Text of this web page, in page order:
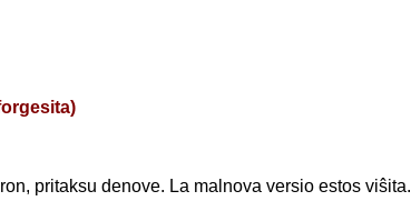
pritaksu denove. La malnova versio estos viŝita.